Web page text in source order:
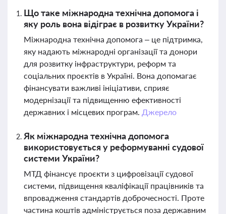
Що таке міжнародна технічна допомога і
яку роль вона відіграє в розвитку України?
Міжнародна технічна допомога – це підтримка,
яку надають міжнародні організації та донори
для розвитку інфраструктури, реформ та
соціальних проєктів в Україні. Вона допомагає
фінансувати важливі ініціативи, сприяє
модернізації та підвищенню ефективності
державних і місцевих програм. Джерело
Як міжнародна технічна допомога
використовується у реформуванні судової
системи України?
МТД фінансує проєкти з цифровізації судової
системи, підвищення кваліфікації працівників та
впровадження стандартів доброчесності. Проте
частина коштів адмініструється поза державним